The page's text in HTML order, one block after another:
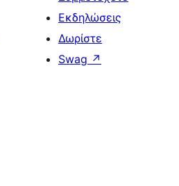
Εκδηλώσεις
Δωρίστε
Swag ↗